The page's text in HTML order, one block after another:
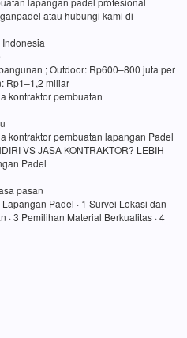
atau hubungi kami di
; Outdoor: Rp600–800 juta per
Rp1–1,2 miliar
kontraktor pembuatan
kontraktor pembuatan lapangan Padel
VS JASA KONTRAKTOR? LEBIH
Padel
pasan
Padel · 1 Survei Lokasi dan
· 3 Pemilihan Material Berkualitas · 4